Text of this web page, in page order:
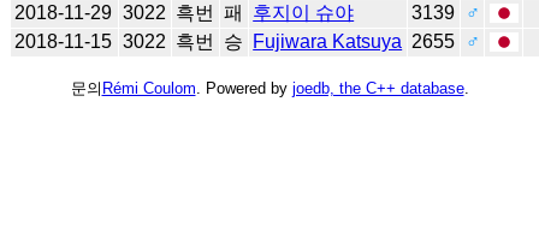
2018-11-29 3022 흑번 패 후지이 슈야 3139
♂
2018-11-15 3022 흑번 승 Fujiwara Katsuya 2655 ♂
문의 Rémi Coulom . Powered by joedb, the C++ database.